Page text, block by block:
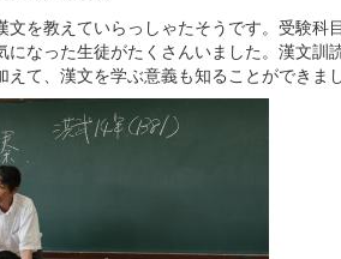
を教えていらっしゃたそうです。受験
なった生徒がたくさんいました。漢文
て、漢文を学ぶ意義も知ることができまし